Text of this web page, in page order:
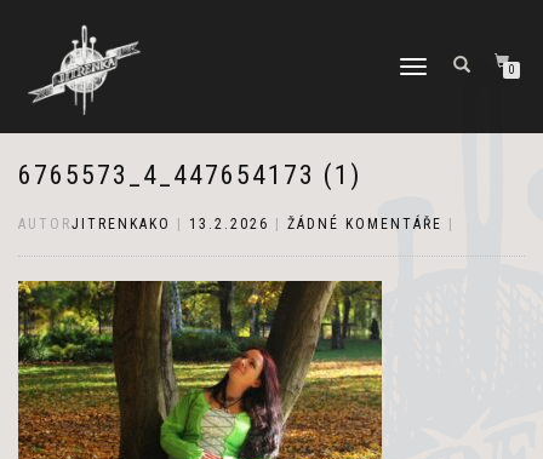
PŘEPNOUT
0
6765573_4_447654173 (1)
AUTORJITRENKAKO 13.2.2026 ŽÁDNÉ KOMENTÁŘE